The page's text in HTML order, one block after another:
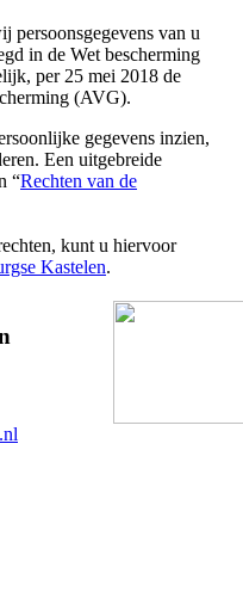
persoonsgegevens van u
in de Wet bescherming
per 25 mei 2018 de
(AVG).
gegevens inzien,
Een uitgebreide
“Rechten van de
kunt u hiervoor
Kastelen.